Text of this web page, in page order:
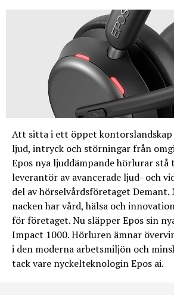
Att sitta i ett öppet kontorslandskap
ljud, intryck och störningar från
Epos nya ljuddämpande hörlurar stå
leverantör av avancerade ljud- och
del av hörselvårdsföretaget Demant.
nacken har vård, hälsa och
för företaget. Nu släpper Epos sin
Impact 1000. Hörluren ämnar
i den moderna arbetsmiljön och
tack vare nyckelteknologin Epos ai.